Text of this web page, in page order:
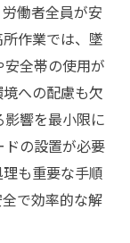
働者全員が安
作業では、墜
全帯の使用が
への配慮も欠
響を最小限に
の設置が必要
も重要な手順
で効率的な解